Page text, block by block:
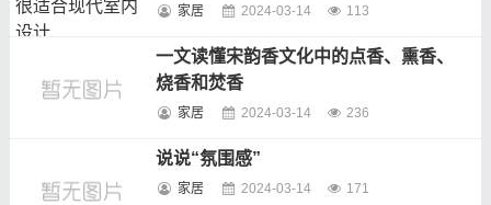
家居 2024-03-14 113
一文读懂宋韵香文化中的点香、熏香、
烧香和焚香
家居 2024-03-14 236
说说“氛围感”
家居 2024-03-14 171